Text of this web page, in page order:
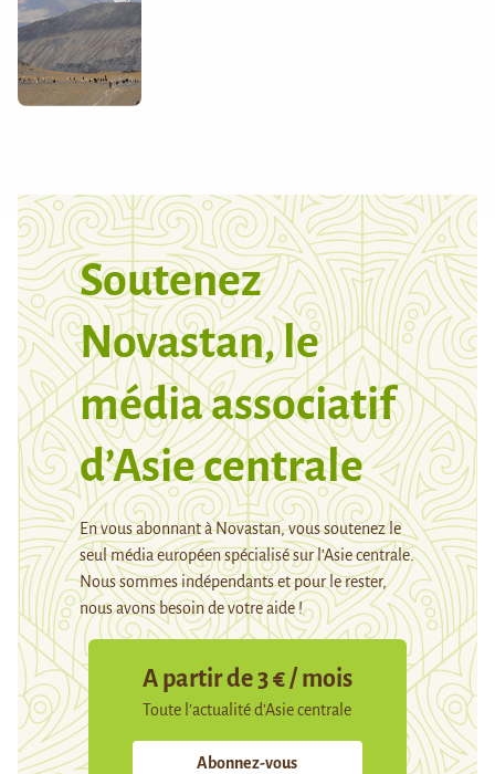
Soutenez
Novastan, le
média associatif
d’Asie centrale
En vous abonnant à Novastan, vous soutenez le
seul média européen spécialisé sur l’Asie centrale.
Nous sommes indépendants et pour le rester,
nous avons besoin de votre aide !
A partir de 3 € / mois
Toute l’actualité d’Asie centrale
Abonnez-vous